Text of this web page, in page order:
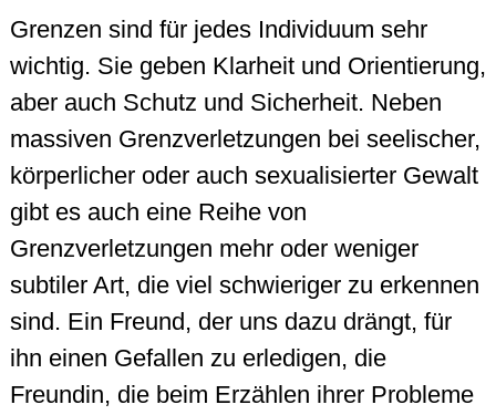
Grenzen sind für jedes Individuum sehr
wichtig. Sie geben Klarheit und Orientierung,
aber auch Schutz und Sicherheit. Neben
massiven Grenzverletzungen bei seelischer,
körperlicher oder auch sexualisierter Gewalt
gibt es auch eine Reihe von
Grenzverletzungen mehr oder weniger
subtiler Art, die viel schwieriger zu erkennen
sind. Ein Freund, der uns dazu drängt, für
ihn einen Gefallen zu erledigen, die
Freundin, die beim Erzählen ihrer Probleme